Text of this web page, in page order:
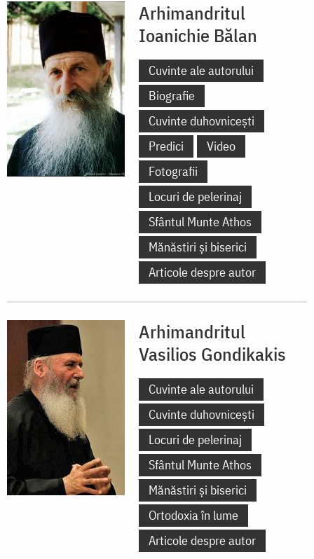
Arhimandritul
Ioanichie Bălan
Cuvinte ale autorului
Biografie
Cuvinte duhovnicești
Predici
Video
Fotografii
Locuri de pelerinaj
Sfântul Munte Athos
Mănăstiri și biserici
Articole despre autor
Arhimandritul
Vasilios Gondikakis
Cuvinte ale autorului
Cuvinte duhovnicești
Locuri de pelerinaj
Sfântul Munte Athos
Mănăstiri și biserici
Ortodoxia în lume
Articole despre autor